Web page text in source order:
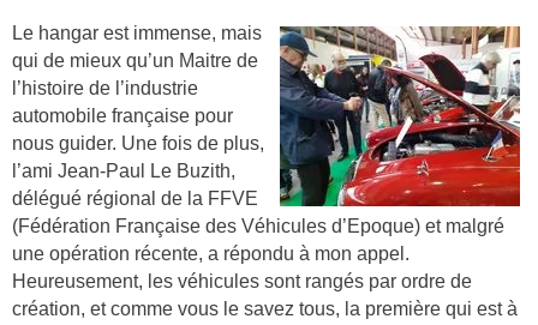
Le hangar est immense, mais
qui de mieux qu’un Maitre de
l’histoire de l’industrie
automobile française pour
nous guider. Une fois de plus,
l’ami Jean-Paul Le Buzith,
délégué régional de la FFVE
(Fédération Française des Véhicules d’Epoque) et malgré
une opération récente, a répondu à mon appel.
Heureusement, les véhicules sont rangés par ordre de
création, et comme vous le savez tous, la première qui est à